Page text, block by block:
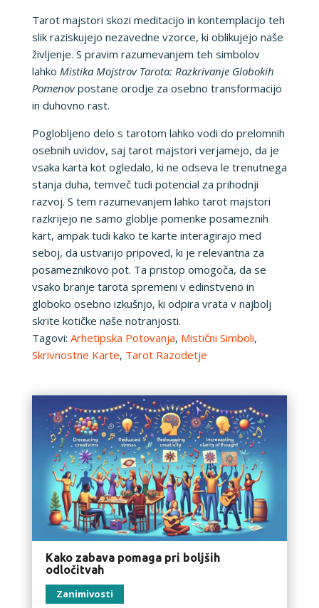
Tarot majstori skozi meditacijo in kontemplacijo teh
slik raziskujejo nezavedne vzorce, ki oblikujejo naše
življenje. S pravim razumevanjem teh simbolov
lahko Mistika Mojstrov Tarota: Razkrivanje Globokih
Pomenovpostane orodje za osebno transformacijo
in duhovno rast.
Poglobljeno delo s tarotom lahko vodi do prelomnih
osebnih uvidov, saj tarot majstori verjamejo, da je
vsaka karta kot ogledalo, ki ne odseva le trenutnega
stanja duha, temveč tudi potencial za prihodnji
razvoj. S tem razumevanjem lahko tarot majstori
razkrijejo ne samo globlje pomenke posameznih
kart, ampak tudi kako te karte interagirajo med
seboj, da ustvarijo pripoved, ki je relevantna za
posameznikovo pot. Ta pristop omogoča, da se
vsako branje tarota spremeni v edinstveno in
globoko osebno izkušnjo, ki odpira vrata v najbolj
skrite kotičke naše notranjosti.
Tagovi: Arhetipska Potovanja, Mistični Simboli,
Skrivnostne Karte, Tarot Razodetje
Kako zabava pomaga pri boljših
odločitvah
Zanimivosti